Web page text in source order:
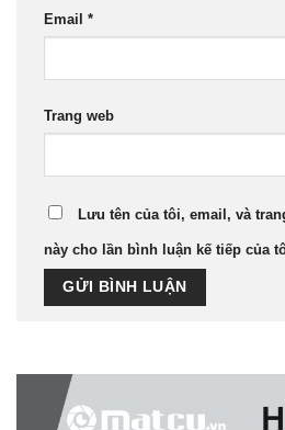
Email *
Trang web
Lưu tên của tôi, email, và
này cho lần bình luận kế tiếp của